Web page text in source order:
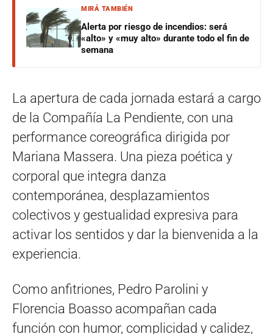
MIRÁ TAMBIÉN
Alerta por riesgo de incendios: será
«alto» y «muy alto» durante todo el fin de
semana
La apertura de cada jornada estará a cargo
de la Compañía La Pendiente, con una
performance coreográfica dirigida por
Mariana Massera. Una pieza poética y
corporal que integra danza
contemporánea, desplazamientos
colectivos y gestualidad expresiva para
activar los sentidos y dar la bienvenida a la
experiencia.
Como anfitriones, Pedro Parolini y
Florencia Boasso acompañan cada
función con humor, complicidad y calidez,